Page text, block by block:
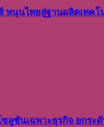
หนุนไทยสู่ฐานผลิตเทค
ลูชันเฉพาะธุรกิจ ยกร